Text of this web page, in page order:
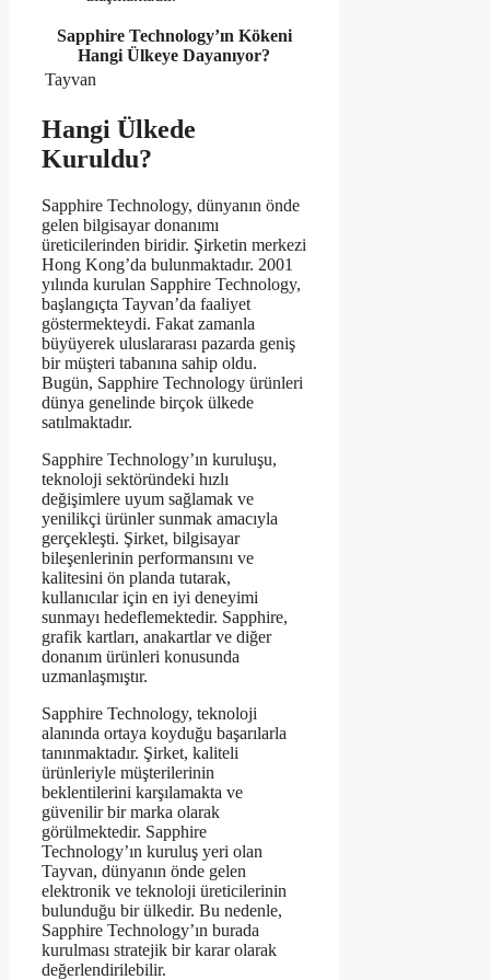
Sapphire Technology’ın Kökeni
Hangi Ülkeye Dayanıyor?
Tayvan
Hangi Ülkede
Kuruldu?
Sapphire Technology, dünyanın önde
gelen bilgisayar donanımı
üreticilerinden biridir. Şirketin merkezi
Hong Kong’da bulunmaktadır. 2001
yılında kurulan Sapphire Technology,
başlangıçta Tayvan’da faaliyet
göstermekteydi. Fakat zamanla
büyüyerek uluslararası pazarda geniş
bir müşteri tabanına sahip oldu.
Bugün, Sapphire Technology ürünleri
dünya genelinde birçok ülkede
satılmaktadır.
Sapphire Technology’ın kuruluşu,
teknoloji sektöründeki hızlı
değişimlere uyum sağlamak ve
yenilikçi ürünler sunmak amacıyla
gerçekleşti. Şirket, bilgisayar
bileşenlerinin performansını ve
kalitesini ön planda tutarak,
kullanıcılar için en iyi deneyimi
sunmayı hedeflemektedir. Sapphire,
grafik kartları, anakartlar ve diğer
donanım ürünleri konusunda
uzmanlaşmıştır.
Sapphire Technology, teknoloji
alanında ortaya koyduğu başarılarla
tanınmaktadır. Şirket, kaliteli
ürünleriyle müşterilerinin
beklentilerini karşılamakta ve
güvenilir bir marka olarak
görülmektedir. Sapphire
Technology’ın kuruluş yeri olan
Tayvan, dünyanın önde gelen
elektronik ve teknoloji üreticilerinin
bulunduğu bir ülkedir. Bu nedenle,
Sapphire Technology’ın burada
kurulması stratejik bir karar olarak
değerlendirilebilir.